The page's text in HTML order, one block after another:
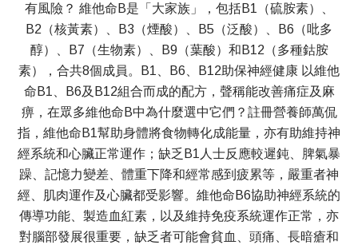
有風險？ 維他命B是「大家族」，包括B1（硫胺素）、
B2（核黃素）、B3（煙酸）、B5（泛酸）、B6（吡多
醇）、B7（生物素）、B9（葉酸）和B12（多種鈷胺
素），合共8個成員。B1、B6、B12助保神經健康 以維他
命B1、B6及B12組合而成的配方，聲稱能改善痛症及麻
痹，在眾多維他命B中為什麼選中它們？註冊營養師萬侃
指，維他命B1幫助身體將食物轉化成能量，亦有助維持神
經系統和心臟正常運作；缺乏B1人士反應較遲鈍、脾氣暴
躁、記憶力變差、體重下降和經常感到疲累等，嚴重者神
經、肌肉運作及心臟都受影響。維他命B6協助神經系統的
傳導功能、製造血紅素，以及維持免疫系統運作正常，亦
對腦部發展很重要，缺乏者可能會貧血、頭痛、長暗瘡和